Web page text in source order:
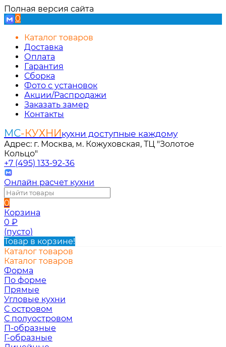
Полная версия сайта
0
Каталог товаров
Доставка
Оплата
Гарантия
Сборка
Фото с установок
Акции/Распродажи
Заказать замер
Контакты
МС-КУХНИкухни доступные каждому
Адрес: г. Москва, м. Кожуховская, ТЦ "Золотое
Кольцо"
+7 (495) 133-92-36
Онлайн расчет кухни
0
Корзина
0 ₽
(пусто)
Товар в корзине!
Каталог товаров
Каталог товаров
Форма
По форме
Прямые
Угловые кухни
С островом
С полуостровом
П-образные
Г-образные